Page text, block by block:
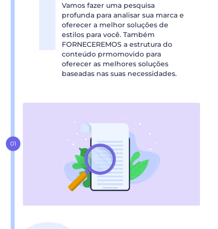
Vamos fazer uma pesquisa
profunda para analisar sua marca e
oferecer a melhor soluções de
estilos para você. Também
FORNECEREMOS a estrutura do
conteúdo prmomovido para
oferecer as melhores soluções
baseadas nas suas necessidades.